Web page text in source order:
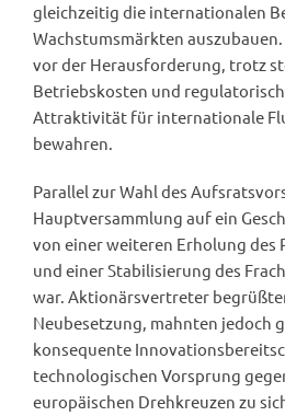
gleichzeitig die internationalen
Wachstumsmärkten
vor der Herausforderung, trotz
Betriebskosten und
Attraktivität für internationale
bewahren.
Parallel zur Wahl des
Hauptversammlung auf ein
von einer weiteren Erholung des
und einer Stabilisierung des
war. Aktionärsvertreter
Neubesetzung, mahnten jedoch
konsequente
technologischen Vorsprung
europäischen Drehkreuzen zu